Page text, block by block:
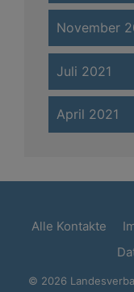
November
Juli 2021
April 2021
Alle Kontakte
© 2026